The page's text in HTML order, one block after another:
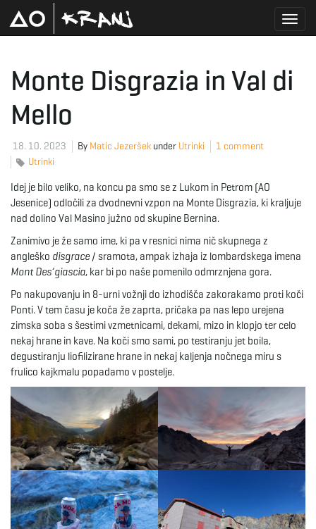
a
v
Monte Disgrazia in Val di
Mello
18. 10. 2023 By Matic Jezeršek under Utrinki
1 comment
Utrinki
Idej je bilo veliko, na koncu pa smo se z Lukom in Petrom (AO
Jesenice) odločili za dvodnevni vzpon na Monte Disgrazia, ki kraljuje
nad dolino Val Masino južno od skupine Bernina.
Zanimivo je že samo ime, ki pa v resnici nima nič skupnega z
angleško disgrace/ sramota, ampak izhaja iz lombardskega imena
Mont Des’giascia, kar bi po naše pomenilo odmrznjena gora.
Po nakupovanju in 8-urni vožnji do izhodišča zakorakamo proti koči
Ponti. V tem času je koča že zaprta, pričaka pa nas lepo urejena
zimska soba s šestimi vzmetnicami, dekami, mizo in klopjo ter celo
nekaj hrane in kave. Na koči smo sami, po testiranju jet boila,
degustiranju liofilizirane hrane in nekaj kaljenja nočnega miru s
frulico kajkmalu popadamo v postelje.